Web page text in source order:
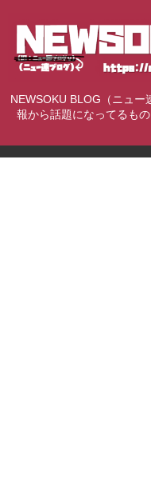
NEWSOKU BLOG（ニュ
報から話題になってるも